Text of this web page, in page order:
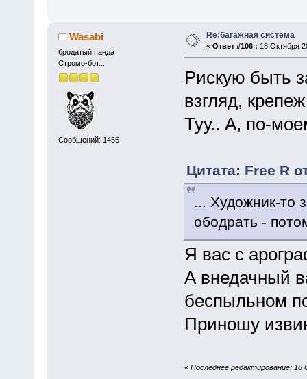
Wasabi
бродатый панда
Стромо-бот...
Сообщений: 1455
Re:багажная система
« Ответ #106 : 18 Октября
Рискую быть
взгляд,
Туу.. А, по-
Цитата: Free R
... Художник-то
ободрать -
Я вас с
А внедачный
беспыльном
Приношу
« Последнее редактирование: 18